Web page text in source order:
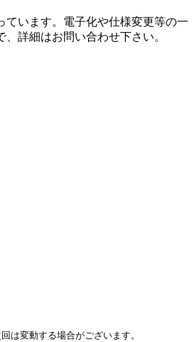
います。電子化や仕様変更等の一
詳細はお問い合わせ下さい。
は変動する場合がございます。